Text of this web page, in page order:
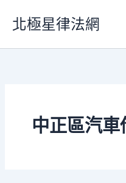
要
北極星律法網
中正區汽